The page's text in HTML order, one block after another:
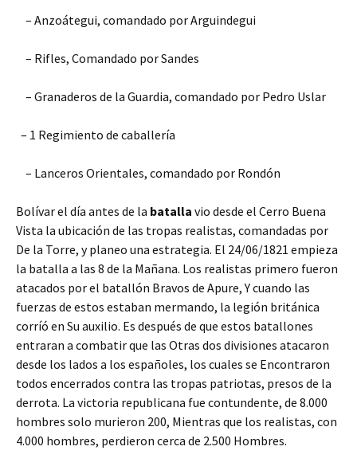
– Anzoátegui, comandado por Arguindegui
– Rifles, Comandado por Sandes
– Granaderos de la Guardia, comandado por Pedro Uslar
– 1 Regimiento de caballería
– Lanceros Orientales, comandado por Rondón
Bolívar el día antes de la batalla vio desde el Cerro Buena
Vista la ubicación de las tropas realistas, comandadas por
De la Torre, y planeo una estrategia. El 24/06/1821 empieza
la batalla a las 8 de la Mañana. Los realistas primero fueron
atacados por el batallón Bravos de Apure, Y cuando las
fuerzas de estos estaban mermando, la legión británica
corríó en Su auxilio. Es después de que estos batallones
entraran a combatir que las Otras dos divisiones atacaron
desde los lados a los españoles, los cuales se Encontraron
todos encerrados contra las tropas patriotas, presos de la
derrota. La victoria republicana fue contundente, de 8.000
hombres solo murieron 200, Mientras que los realistas, con
4.000 hombres, perdieron cerca de 2.500 Hombres.